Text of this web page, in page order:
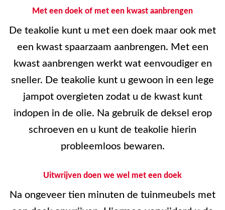
Met een doek of met een kwast aanbrengen
De teakolie kunt u met een doek maar ook met
een kwast spaarzaam aanbrengen. Met een
kwast aanbrengen werkt wat eenvoudiger en
sneller. De teakolie kunt u gewoon in een lege
jampot overgieten zodat u de kwast kunt
indopen in de olie. Na gebruik de deksel erop
schroeven en u kunt de teakolie hierin
probleemloos bewaren.
Uitwrijven doen we wel met een doek
Na ongeveer tien minuten de tuinmeubels met